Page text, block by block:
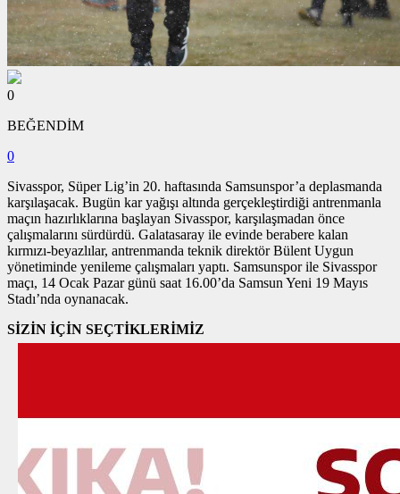
0
BEĞENDİM
0
Sivasspor, Süper Lig’in 20. haftasında Samsunspor’a deplasmanda
karşılaşacak. Bugün kar yağışı altında gerçekleştirdiği antrenmanla
maçın hazırlıklarına başlayan Sivasspor, karşılaşmadan önce
çalışmalarını sürdürdü. Galatasaray ile evinde berabere kalan
kırmızı-beyazlılar, antrenmanda teknik direktör Bülent Uygun
yönetiminde yenileme çalışmaları yaptı. Samsunspor ile Sivasspor
maçı, 14 Ocak Pazar günü saat 16.00’da Samsun Yeni 19 Mayıs
Stadı’nda oynanacak.
SİZİN İÇİN SEÇTİKLERİMİZ